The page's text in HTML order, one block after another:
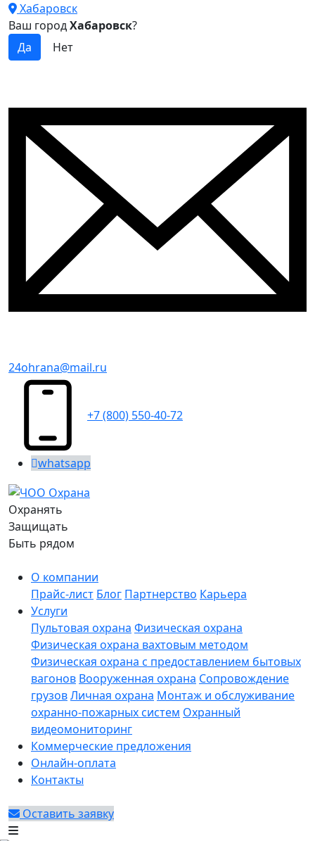
Хабаровск
Ваш городХабаровск?
24ohrana@mail.ru
+7 (800) 550-40-72
whatsapp
Охранять
Защищать
Быть рядом
О компании
Прайс-лист Блог Партнерство Карьера
Услуги
Пультовая охрана Физическая охрана
Физическая охрана вахтовым методом
Физическая охрана с предоставлением бытовых
вагонов Вооруженная охрана Сопровождение
грузовЛичная охрана Монтаж и обслуживание
охранно-пожарных систем Охранный
видеомониторинг
Коммерческие предложения
Онлайн-оплата
Контакты
Оставить заявку